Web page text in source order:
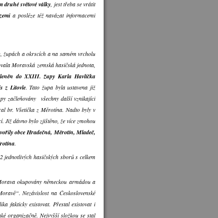
druhé světové války , jest třeba se vrátit
a posléze též navázat informacemi
župách a okrscích a na samém vrcholu
Moravská zemská hasičská jednota,
do XXIII. župy Karla Havlíčka
z Litovle. Tato župa byla ustavena již
začleňovány všechny další vznikající
br. Všetička z Měrotína. Nadto byly v
Již dávno bylo zjištěno, že více zmohou
obce Hradečná, Měrotín, Mladeč,
.
jednotlivých hasičských sborů s celkem
okupovány německou armádou a
Nezávislost na Československé
fakticky existovat. Přestal existovat i
organizačně. Nejvyšší složkou se stal